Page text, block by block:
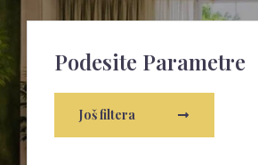
Podesite Parametre
Još filtera